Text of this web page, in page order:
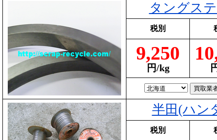
タングス
税別
9,250
円/kg
半田(ハン
税別